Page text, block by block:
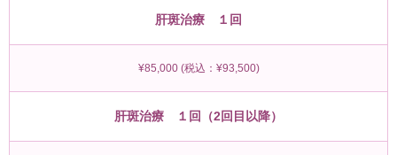
肝斑治療 １回
¥85,000 (税込：¥93,500)
肝斑治療 １回（2回目以降）